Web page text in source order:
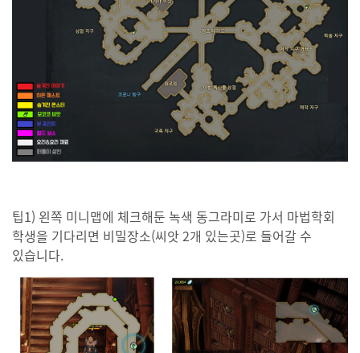
팁1) 왼쪽 미니맵에 체크해둔 녹색 동그라미로 가서 마법학회
학생을 기다리면 비밀장소(씨앗 2개 있는곳)로 들어갈 수
있습니다.